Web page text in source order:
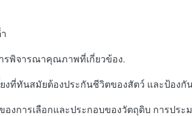
รพิจารณาคุณภาพที่เกี่ยวข้อง.
งที่ทันสมัยต้องประกันชีวิตของสัตว์ และป้อง
ของการเลือกและประกอบของวัตถุดิบ การป